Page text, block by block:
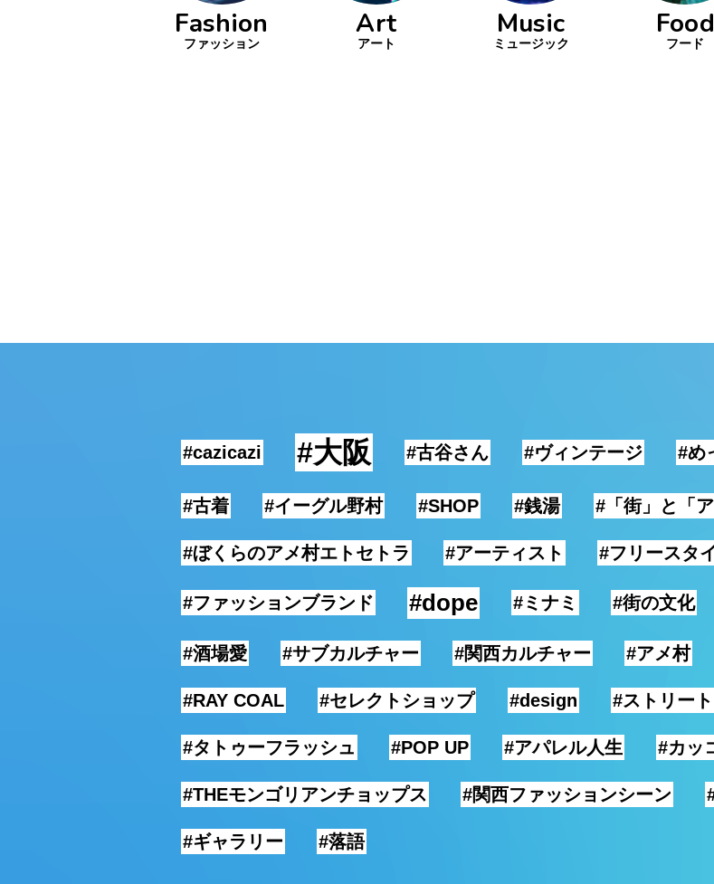
Fashion
ファッション
Art
アート
Music
ミュージック
Food
フード
#cazicazi #大阪 #古谷さん #ヴィンテージ #め
#古着 #イーグル野村 #SHOP #銭湯 #「街」と「
#ぼくらのアメ村エトセトラ #アーティスト #フリースタ
#ファッションブランド #dope #ミナミ #街の文化
#酒場愛 #サブカルチャー #関西カルチャー #アメ村
#RAY COAL #セレクトショップ #design #ストリート
#タトゥーフラッシュ #POP UP #アパレル人生 #カッ
#THEモンゴリアンチョップス #関西ファッションシーン
#ギャラリー #落語